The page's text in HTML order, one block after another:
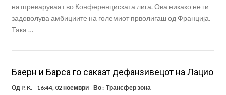
натпреваруваат во Конференциската лига. Ова никако не ги
задоволува амбициите на големиот прволигаш од Франција.
Така …
Баерн и Барса го сакаат дефанзивецот на Лацио
Од P. K. 16:44, 02 ноември Во : Трансфер зона